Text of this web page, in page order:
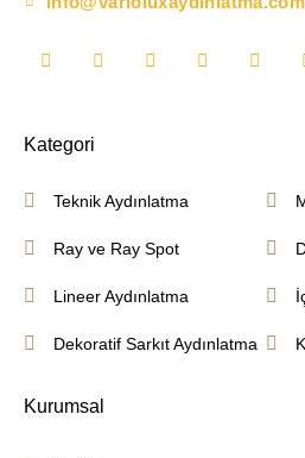
Kategori
Teknik Aydınlatma
Ray ve Ray Spot
Lineer Aydınlatma
Dekoratif Sarkıt Aydınlatma
Kurumsal